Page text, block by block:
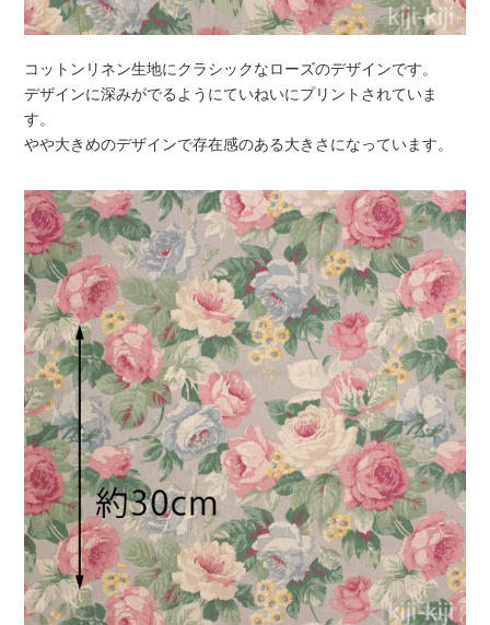
コットンリネン生地にクラシックなローズのデザインです。
デザインに深みがでるようにていねいにプリントされていま
す。
やや大きめのデザインで存在感のある大きさになっています。